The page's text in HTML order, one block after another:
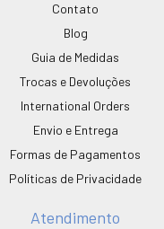
Contato
Blog
Guia de Medidas
Trocas e Devoluções
International Orders
Envio e Entrega
Formas de Pagamentos
Políticas de Privacidade
Atendimento